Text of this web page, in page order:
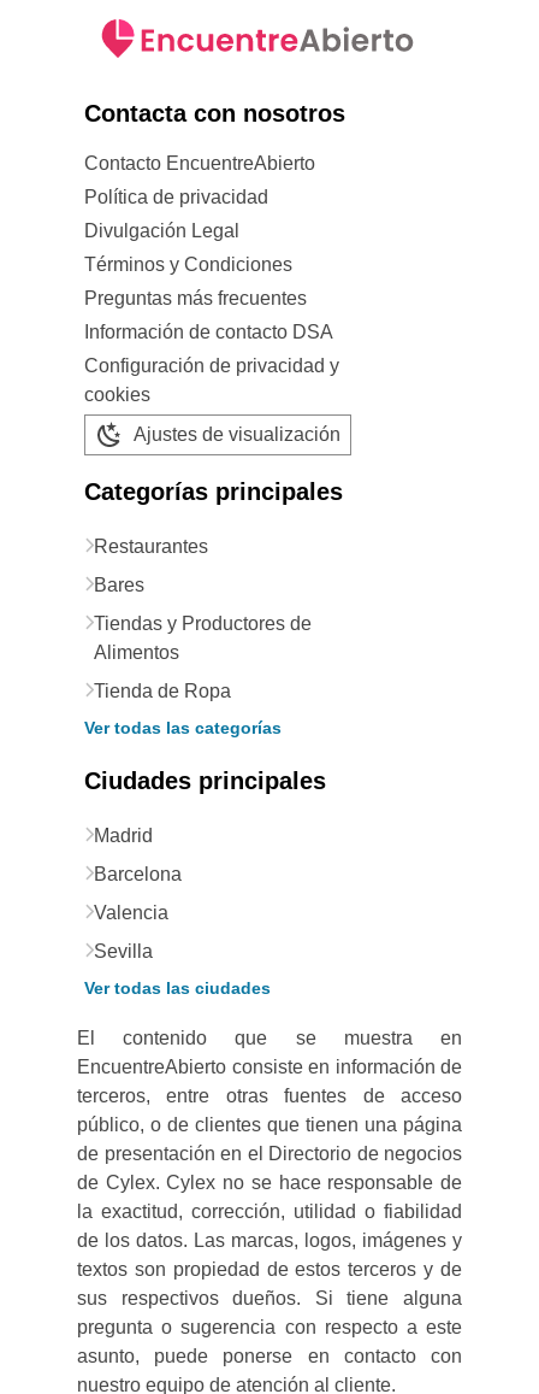
Contacta con nosotros
Contacto EncuentreAbierto
Política de privacidad
Divulgación Legal
Términos y Condiciones
Preguntas más frecuentes
Información de contacto DSA
Configuración de privacidad y
cookies
Ajustes de visualización
Categorías principales
Restaurantes
Bares
Tiendas y Productores de
Alimentos
Tienda de Ropa
Ver todas las categorías
Ciudades principales
Madrid
Barcelona
Valencia
Sevilla
Ver todas las ciudades
El contenido que se muestra en
EncuentreAbierto consiste en información de
terceros, entre otras fuentes de acceso
público, o de clientes que tienen una página
de presentación en el Directorio de negocios
de Cylex. Cylex no se hace responsable de
la exactitud, corrección, utilidad o fiabilidad
de los datos. Las marcas, logos, imágenes y
textos son propiedad de estos terceros y de
sus respectivos dueños. Si tiene alguna
pregunta o sugerencia con respecto a este
asunto, puede ponerse en contacto con
nuestro equipo de atención al cliente.